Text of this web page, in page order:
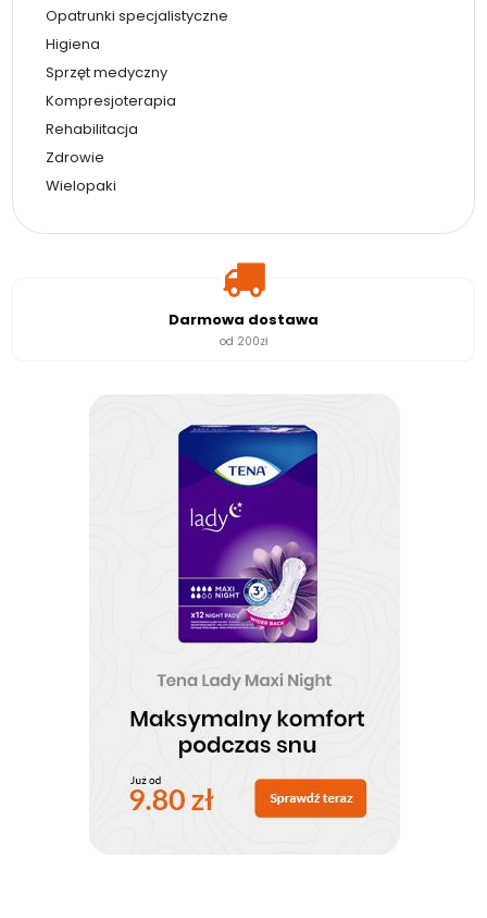
Opatrunki specjalistyczne
Higiena
Sprzęt medyczny
Kompresjoterapia
Rehabilitacja
Zdrowie
Wielopaki
Darmowa dostawa
od 200zł